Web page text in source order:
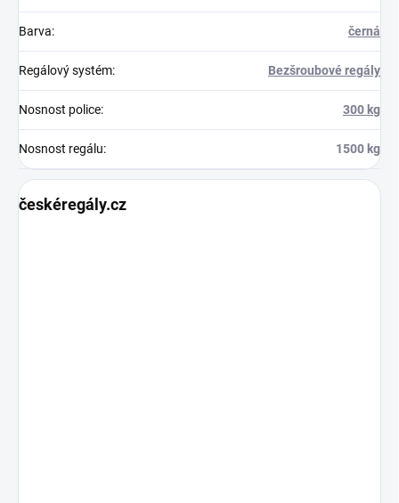
Barva: černá
Regálový systém: Bezšroubové regály
Nosnost police: 300 kg
Nosnost regálu: 1500 kg
českéregály.cz